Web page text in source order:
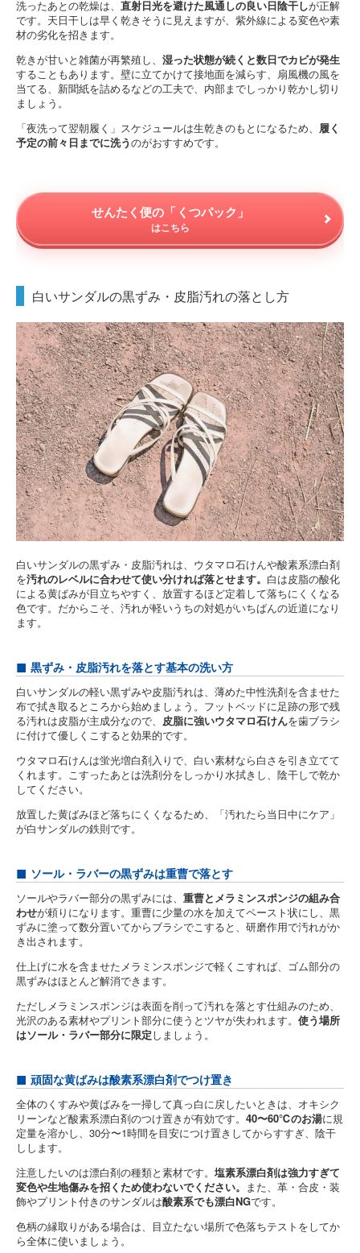
洗ったあとの乾燥は、 直射日光を避けた風通しの良い日陰干しが正解
です。天日干しは早く乾きそうに見えますが、紫外線による変色や素
材の劣化を招きます。
乾きが甘いと雑菌が再繁殖し、 湿った状態が続くと数日でカビが発生
することもあります。壁に立てかけて接地面を減らす、扇風機の風を
当てる、新聞紙を詰めるなどの工夫で、内部までしっかり乾かし切り
ましょう。
「夜洗って翌朝履く」スケジュールは生乾きのもとになるため、 履く
予定の前々日までに洗うのがおすすめです。
せんたく便の「くつパック」
はこちら
白いサンダルの黒ずみ・皮脂汚れの落とし方
白いサンダルの黒ずみ・皮脂汚れは、ウタマロ石けんや酸素系漂白剤
を汚れのレベルに合わせて使い分ければ落とせます。 白は皮脂の酸化
による黄ばみが目立ちやすく、放置するほど定着して落ちにくくなる
色です。だからこそ、汚れが軽いうちの対処がいちばんの近道になり
ます。
黒ずみ・皮脂汚れを落とす基本の洗い方
白いサンダルの軽い黒ずみや皮脂汚れは、薄めた中性洗剤を含ませた
布で拭き取るところから始めましょう。フットベッドに足跡の形で残
る汚れは皮脂が主成分なので、 皮脂に強いウタマロ石けんを歯ブラシ
に付けて優しくこすると効果的です。
ウタマロ石けんは蛍光増白剤入りで、白い素材なら白さを引き立てて
くれます。こすったあとは洗剤分をしっかり水拭きし、陰干しで乾か
してください。
放置した黄ばみほど落ちにくくなるため、「汚れたら当日中にケア」
が白サンダルの鉄則です。
ソール・ラバーの黒ずみは重曹で落とす
ソールやラバー部分の黒ずみには、 重曹とメラミンスポンジの組み合
わせが頼りになります。重曹に少量の水を加えてペースト状にし、黒
ずみに塗って数分置いてからブラシでこすると、研磨作用で汚れがか
き出されます。
仕上げに水を含ませたメラミンスポンジで軽くこすれば、ゴム部分の
黒ずみはほとんど解消できます。
ただしメラミンスポンジは表面を削って汚れを落とす仕組みのため、
光沢のある素材やプリント部分に使うとツヤが失われます。 使う場所
はソール・ラバー部分に限定しましょう。
頑固な黄ばみは酸素系漂白剤でつけ置き
全体のくすみや黄ばみを一掃して真っ白に戻したいときは、オキシク
リーンなど酸素系漂白剤のつけ置きが有効です。 40〜60℃のお湯に規
定量を溶かし、30分〜1時間を目安につけ置きしてからすすぎ、陰干
しします。
注意したいのは漂白剤の種類と素材です。 塩素系漂白剤は強力すぎて
変色や生地傷みを招くため使わないでください。 また、革・合皮・装
飾やプリント付きのサンダルは酸素系でも漂白NGです。
色柄の縁取りがある場合は、目立たない場所で色落ちテストをしてか
ら全体に使いましょう。